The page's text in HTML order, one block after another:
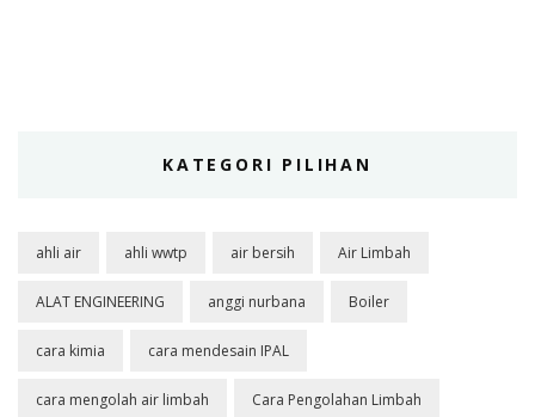
KATEGORI PILIHAN
ahli air ahli wwtp air bersih Air Limbah
ALAT ENGINEERING anggi nurbana Boiler
cara kimia cara mendesain IPAL
cara mengolah air limbah Cara Pengolahan Limbah